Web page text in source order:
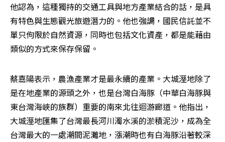
他認為，這種獨持的交通工具與地方產業結合的話，是具
有特色與生態觀光旅遊潛力的。他也強調，國民信託並不
單只佝限於自然資源，同時也包括文化資產，都是能藉由
類似的方式來保存保留。
蔡嘉陽表示，農漁產業才是最永續的產業。大城溼地除了
是在地產業的源頭之外，也是台灣白海豚（中華白海豚與
東台灣海峽的族群）重要的南來北往迴游廊道。他指出，
大城溼地匯集了台灣最長河川濁水溪的淤積泥沙，成為全
台灣最大的一處潮間泥灘地，漲潮時也有白海豚沿著較深